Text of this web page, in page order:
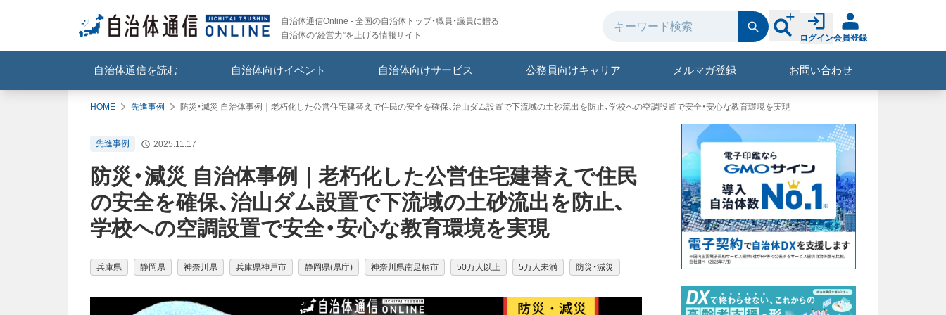
自治体通信Online - 全国の自治体トップ・職員・議員に贈る
自治体の“経営力”を上げる情報サイト
ログイン会員登録
自治体通信を読む 自治体向けイベント 自治体向けサービス 公務員向けキャリア メルマガ登録 お問い合わせ
HOME 先進事例 防災・減災 自治体事例｜老朽化した公営住宅建替えで住民の安全を確保、治山ダム設置で下流域の土砂流出を防止、学校への空調設置で安全・安心な教育環境を実現
先進事例 2025.11.17
防災・減災 自治体事例｜老朽化した公営住宅建替えで住民
の安全を確保、治山ダム設置で下流域の土砂流出を防止、
学校への空調設置で安全・安心な教育環境を実現
兵庫県 静岡県 神奈川県 兵庫県神戸市 静岡県(県庁) 神奈川県南足柄市 50万人以上 5万人未満 防災・減災